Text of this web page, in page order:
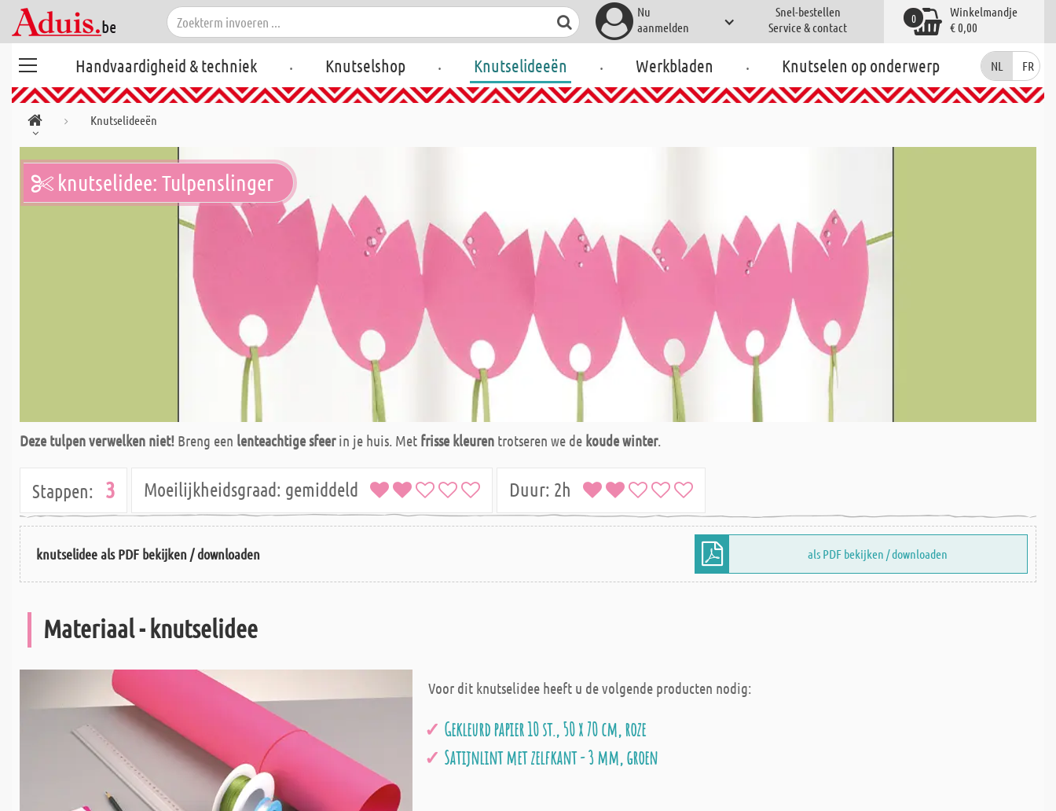
Nu
aanmelden
Snel-bestellen
Service & contact
Winkelmandje
€ 0,00
0
Handvaardigheid & techniek . Knutselshop . Knutselideeën . Werkbladen . Knutselen op onderwerp NL FR
Knutselideeën
knutselidee: Tulpenslinger
Deze tulpen verwelken niet! Breng een lenteachtige sfeerin je huis. Met frisse kleuren trotseren we de koude winter.
Stappen: 3 Moeilijkheidsgraad: gemiddeld Duur: 2h
knutselidee als PDF bekijken / downloaden als PDF bekijken / downloaden
Materiaal - knutselidee
Voor dit knutselidee heeft u de volgende producten nodig:
Gekleurd papier 10 st., 50 x 70 cm, roze
Satijnlint met zelfkant - 3 mm, groen